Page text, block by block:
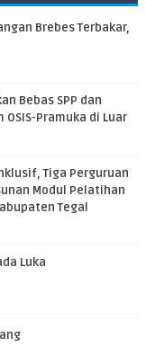
Brebes Terbakar,
Bebas SPP dan
Pramuka di Luar
Tiga Perguruan
Modul Pelatihan
Tegal
Luka